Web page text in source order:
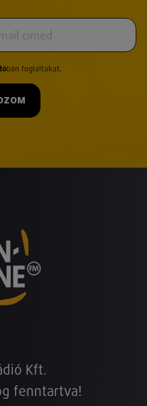
ban foglaltakat.
Kft.
fenntartva!